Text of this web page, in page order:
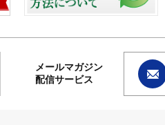
メールマガジン
配信サービス